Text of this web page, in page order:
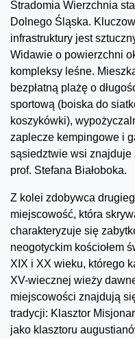
Stradomia Wierzchnia
Dolnego Śląska.
infrastruktury jest
Widawie o powierzchni
kompleksy leśne.
bezpłatną plażę o
sportową (boiska do
koszykówki),
zaplecze kempingowe i
sąsiedztwie wsi znajduje
prof. Stefana Białoboka.
Z kolei zdobywca
miejscowość, która
charakteryzuje się
neogotyckim kościołem
XIX i XX wieku, którego
XV-wiecznej wieży
miejscowości znajdują
tradycji: Klasztor
jako klasztoru